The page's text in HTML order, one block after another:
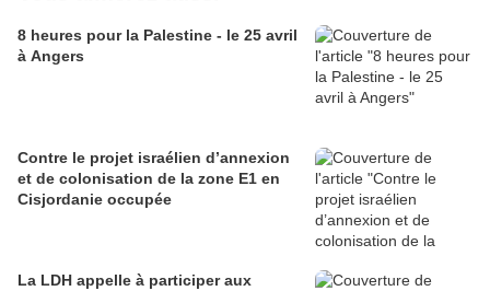
8 heures pour la Palestine - le 25 avril
à Angers
Contre le projet israélien d’annexion
et de colonisation de la zone E1 en
Cisjordanie occupée
La LDH appelle à participer aux